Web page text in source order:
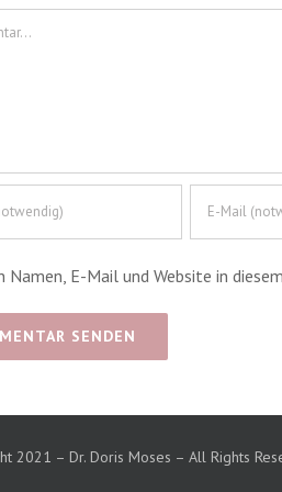
Namen, E-Mail und Website in
2021 – Dr. Doris Moses – All Rights